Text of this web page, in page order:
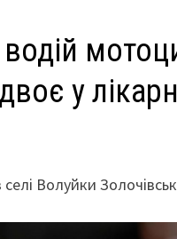
у
Волуйки